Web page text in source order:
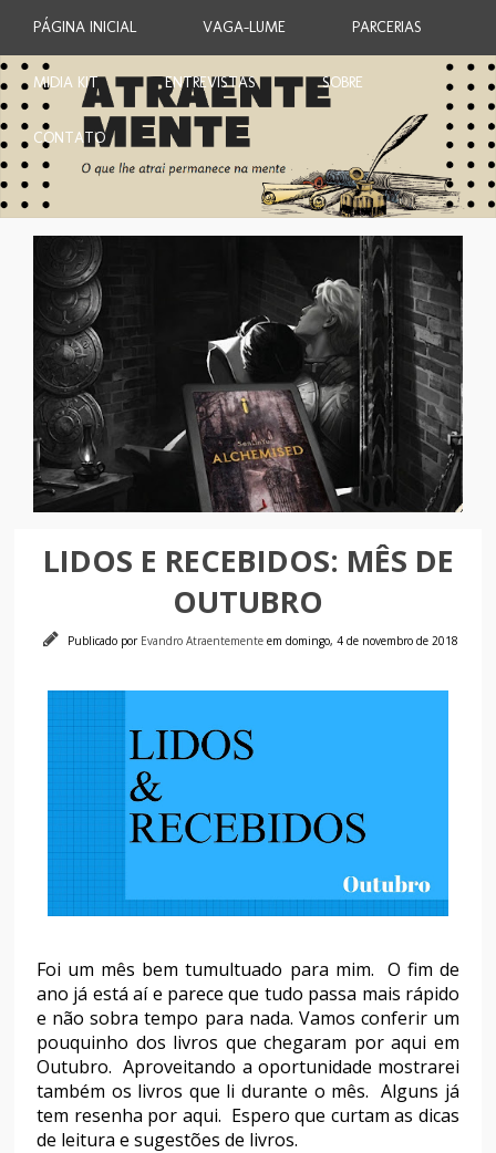
PÁGINA INICIAL VAGA-LUME PARCERIAS
MIDIA KIT ENTREVISTAS SOBRE
CONTATO
LIDOS E RECEBIDOS: MÊS DE
OUTUBRO
Publicado por Evandro Atraentemente em domingo, 4 de novembro de 2018
Foi um mês bem tumultuado para mim. O fim de
ano já está aí e parece que tudo passa mais rápido
e não sobra tempo para nada. Vamos conferir um
pouquinho dos livros que chegaram por aqui em
Outubro. Aproveitando a oportunidade mostrarei
também os livros que li durante o mês. Alguns já
tem resenha por aqui. Espero que curtam as dicas
de leitura e sugestões de livros.